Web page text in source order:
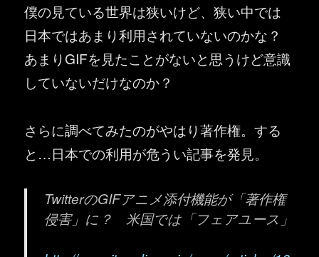
僕の見ている世界は狭いけど、狭い中では
日本ではあまり利用されていないのかな？
あまりGIFを見たことがないと思うけど意識
していないだけなのか？
さらに調べてみたのがやはり著作権。する
と…日本での利用が危うい記事を発見。
TwitterのGIFアニメ添付機能が「著作権
侵害」に？ 米国では「フェアユース」